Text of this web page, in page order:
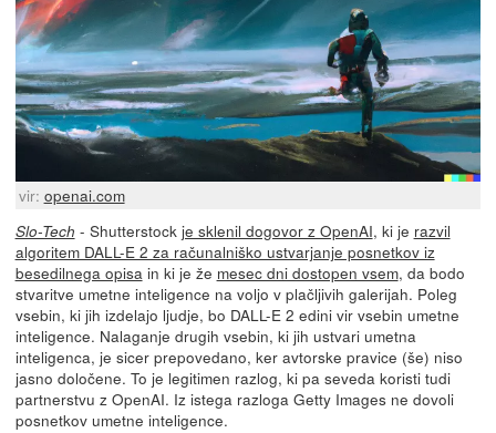
vir: openai.com
Slo-Tech - Shutterstock je sklenil dogovor z OpenAI, ki je razvil
algoritem DALL-E 2 za računalniško ustvarjanje posnetkov iz
besedilnega opisain ki je že mesec dni dostopen vsem, da bodo
stvaritve umetne inteligence na voljo v plačljivih galerijah. Poleg
vsebin, ki jih izdelajo ljudje, bo DALL-E 2 edini vir vsebin umetne
inteligence. Nalaganje drugih vsebin, ki jih ustvari umetna
inteligenca, je sicer prepovedano, ker avtorske pravice (še) niso
jasno določene. To je legitimen razlog, ki pa seveda koristi tudi
partnerstvu z OpenAI. Iz istega razloga Getty Images ne dovoli
posnetkov umetne inteligence.